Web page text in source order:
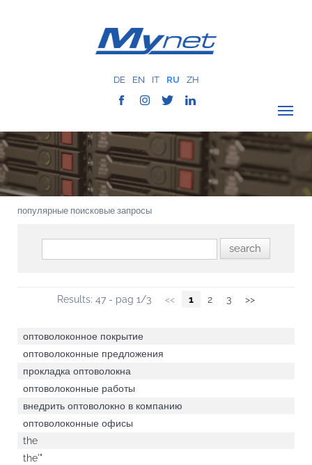
DE EN IT RU ZH
ПРОВЕРИТЬ ПОКРЫТИЕ
О КОМПАНИИ
СЕТЬ
УСЛУГИ
MYNET
ИСТОРИЯ
популярные поисковые запросы
Results: 47 - pag 1/3 << 1 2 3 >>
оптоволоконное покрытие
оптоволоконные предложения
прокладка оптоволокна
оптоволоконные работы
внедрить оптоволокно в компанию
оптоволоконные офисы
the
the'"